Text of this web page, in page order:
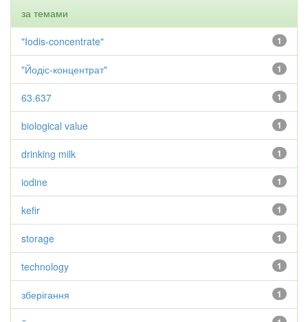
за темами
1
"Iodis-concentrate"
1
"Йодіс-концентрат"
1
63.637
1
biological value
1
drinking milk
1
iodine
1
kefir
1
storage
1
technology
1
зберігання